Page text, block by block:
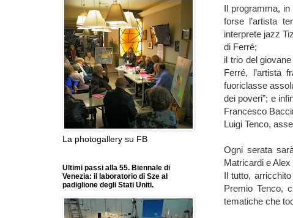
Il programma,
forse l’artista
interprete jazz
di Ferré;
il trio del
Ferré, l’artista
fuoriclasse
dei poveri”; e
Francesco
Luigi Tenco,
Ogni serata
Matricardi e
Il tutto,
Premio Tenco,
tematiche che
La photogallery su FB
Ultimi passi alla 55. Biennale di
Venezia: il laboratorio di Sze al
padiglione degli Stati Uniti.